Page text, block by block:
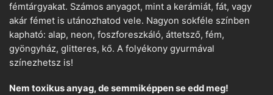
fémtárgyakat. Számos anyagot, mint a kerámiát, fát, vagy
akár fémet is utánozhatod vele. Nagyon sokféle színben
kapható: alap, neon, foszforeszkáló, áttetsző, fém,
gyöngyház, glitteres, kő. A folyékony gyurmával
színezhetsz is!
Nem toxikus anyag, de semmiképpen se edd meg!